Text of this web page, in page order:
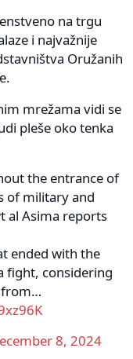
na trgu
i najvažnije
Oružanih
mrežama vidi se
pleše oko tenka
the entrance of
of military and
al Asima reports
ended with the
fight, considering
from…
8, 2024